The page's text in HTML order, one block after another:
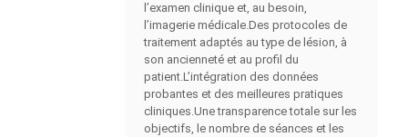
l’examen clinique et, au besoin,
l’imagerie médicale.Des protocoles de
traitement adaptés au type de lésion, à
son ancienneté et au profil du
patient.L’intégration des données
probantes et des meilleures pratiques
cliniques.Une transparence totale sur les
objectifs, le nombre de séances et les